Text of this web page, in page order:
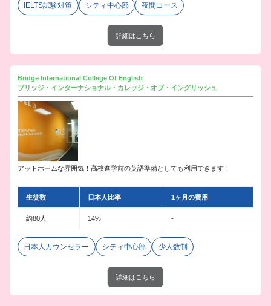
IELTS試験対策 シティ中心部 夜間コース
詳細はこちら
Bridge International College Of English
ブリッジ・インターナショナル・カレッジ・オブ・イングリッシュ
アットホームな雰囲気！高校進学前の英語準備としても利用できます！
生徒数 日本人比率 1ヶ月の費用
約80人 14% -
日本人カウンセラー シティ中心部 少人数制
詳細はこちら